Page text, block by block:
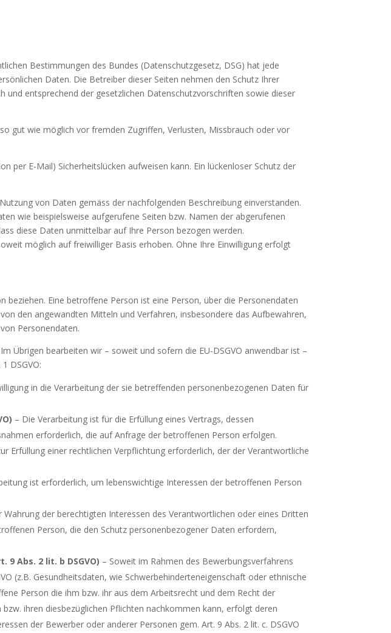
Bestimmungen des Bundes (Datenschutzgesetz, DSG) hat jede
Daten. Die Betreiber dieser Seiten nehmen den Schutz Ihrer
entsprechend der gesetzlichen Datenschutzvorschriften sowie dieser
gut wie möglich vor fremden Zugriffen, Verlusten, Missbrauch oder vor
per E-Mail) Sicherheitslücken aufweisen kann. Ein lückenloser Schutz der
von Daten gemäss der nachfolgenden Beschreibung einverstanden.
wie beispielsweise aufgerufene Seiten bzw. Namen der abgerufenen
diese Daten unmittelbar auf Ihre Person bezogen werden.
möglich auf freiwilliger Basis erhoben. Ohne Ihre Einwilligung erfolgt
Eine betroffene Person ist eine Person, über die Personendaten
den angewandten Mitteln und Verfahren, insbesondere das Aufbewahren,
Personendaten.
Übrigen bearbeiten wir – soweit und sofern die EU-DSGVO anwendbar ist –
DSGVO:
in die Verarbeitung der sie betreffenden personenbezogenen Daten für
– Die Verarbeitung ist für die Erfüllung eines Vertrags, dessen
erforderlich, die auf Anfrage der betroffenen Person erfolgen.
Erfüllung einer rechtlichen Verpflichtung erforderlich, der der Verantwortliche
ist erforderlich, um lebenswichtige Interessen der betroffenen Person
Wahrung der berechtigten Interessen des Verantwortlichen oder eines Dritten
Person, die den Schutz personenbezogener Daten erfordern,
Abs. 2 lit. b DSGVO) – Soweit im Rahmen des Bewerbungsverfahrens
(z.B. Gesundheitsdaten, wie Schwerbehinderteneigenschaft oder ethnische
Person die ihm bzw. ihr aus dem Arbeitsrecht und dem Recht der
ihren diesbezüglichen Pflichten nachkommen kann, erfolgt deren
der Bewerber oder anderer Personen gem. Art. 9 Abs. 2 lit. c. DSGVO